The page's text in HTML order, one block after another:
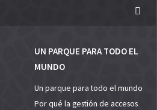
UN PARQUE PARA TODO EL
MUNDO
Un parque para todo el mundo
Por qué la gestión de accesos